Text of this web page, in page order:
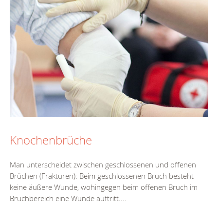
Knochenbrüche
Man unterscheidet zwischen geschlossenen und offenen
Brüchen (Frakturen): Beim geschlossenen Bruch besteht
keine äußere Wunde, wohingegen beim offenen Bruch im
Bruchbereich eine Wunde auftritt....